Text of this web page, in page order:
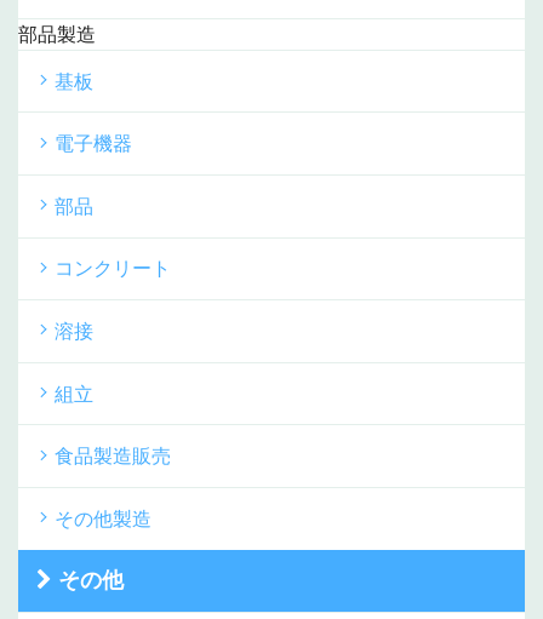
部品製造
基板
電子機器
部品
コンクリート
溶接
組立
食品製造販売
その他製造
その他